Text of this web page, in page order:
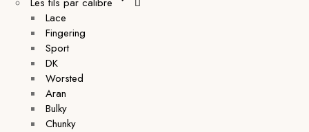
Lace
Fingering
Sport
DK
Worsted
Aran
Bulky
Chunky